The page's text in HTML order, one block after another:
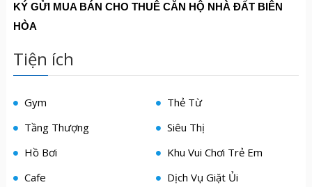
KÝ GỬI MUA BÁN CHO THUÊ CĂN HỘ NHÀ ĐẤT BIÊN
HÒA
Tiện ích
Gym
Thẻ Từ
Tầng Thượng
Siêu Thị
Hồ Bơi
Khu Vui Chơi Trẻ Em
Cafe
Dịch Vụ Giặt Ủi